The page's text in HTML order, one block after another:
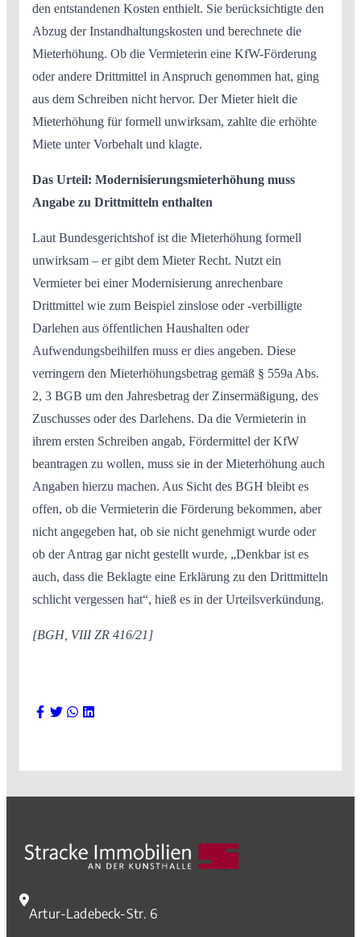
den entstandenen Kosten enthielt. Sie berücksichtigte den
Abzug der Instandhaltungskosten und berechnete die
Mieterhöhung. Ob die Vermieterin eine KfW-Förderung
oder andere Drittmittel in Anspruch genommen hat, ging
aus dem Schreiben nicht hervor. Der Mieter hielt die
Mieterhöhung für formell unwirksam, zahlte die erhöhte
Miete unter Vorbehalt und klagte.
Das Urteil: Modernisierungsmieterhöhung muss
Angabe zu Drittmitteln enthalten
Laut Bundesgerichtshof ist die Mieterhöhung formell
unwirksam – er gibt dem Mieter Recht. Nutzt ein
Vermieter bei einer Modernisierung anrechenbare
Drittmittel wie zum Beispiel zinslose oder -verbilligte
Darlehen aus öffentlichen Haushalten oder
Aufwendungsbeihilfen muss er dies angeben. Diese
verringern den Mieterhöhungsbetrag gemäß § 559a Abs.
2, 3 BGB um den Jahresbetrag der Zinsermäßigung, des
Zuschusses oder des Darlehens. Da die Vermieterin in
ihrem ersten Schreiben angab, Fördermittel der KfW
beantragen zu wollen, muss sie in der Mieterhöhung auch
Angaben hierzu machen. Aus Sicht des BGH bleibt es
offen, ob die Vermieterin die Förderung bekommen, aber
nicht angegeben hat, ob sie nicht genehmigt wurde oder
ob der Antrag gar nicht gestellt wurde, „Denkbar ist es
auch, dass die Beklagte eine Erklärung zu den Drittmitteln
schlicht vergessen hat“, hieß es in der Urteilsverkündung.
[BGH, VIII ZR 416/21]
Artur-Ladebeck-Str. 6